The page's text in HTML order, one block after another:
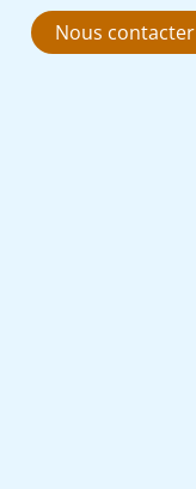
Nous contacter